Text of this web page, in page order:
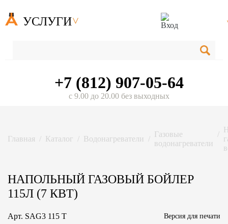
УСЛУГИ
+7 (812) 907-05-64
с 9.00 до 20.00 без выходных
Главная Каталог Водонагреватели
Газовые
водонагреватели
НАПОЛЬНЫЙ ГАЗОВЫЙ БОЙЛЕР
115Л (7 КВТ)
Арт. SAG3 115 T Версия для печати